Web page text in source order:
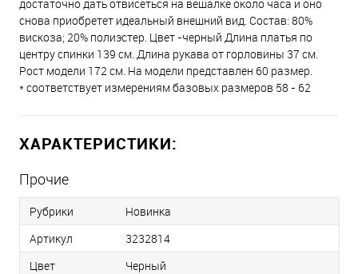
достаточно дать отвисеться на вешалке около часа и оно
снова приобретет идеальный внешний вид. Состав: 80%
вискоза; 20% полиэстер. Цвет -черный Длина платья по
центру спинки 139 см. Длина рукава от горловины 37 см.
Рост модели 172 см. На модели представлен 60 размер.
* соответствует измерениям базовых размеров 58 - 62
ХАРАКТЕРИСТИКИ:
Прочие
Рубрики
Новинка
Артикул
3232814
Цвет
Черный